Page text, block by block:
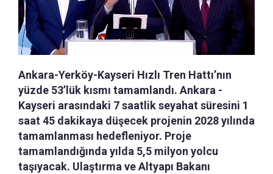
Ankara-Yerköy-Kayseri Hızlı Tren Hattı’nın
yüzde 53’lük kısmı tamamlandı. Ankara -
Kayseri arasındaki 7 saatlik seyahat süresini 1
saat 45 dakikaya düşecek projenin 2028 yılında
tamamlanması hedefleniyor. Proje
tamamlandığında yılda 5,5 milyon yolcu
taşıyacak. Ulaştırma ve Altyapı Bakanı